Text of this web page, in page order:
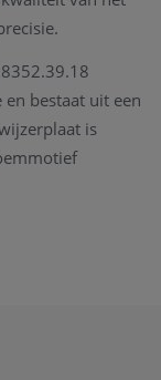
bestaat uit een
is
beschikt